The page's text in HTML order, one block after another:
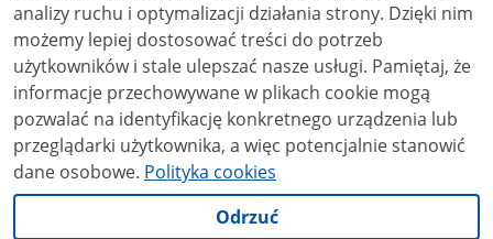
analizy ruchu i optymalizacji działania strony. Dzięki nim
możemy lepiej dostosować treści do potrzeb
użytkowników i stale ulepszać nasze usługi. Pamiętaj, że
informacje przechowywane w plikach cookie mogą
pozwalać na identyfikację konkretnego urządzenia lub
przeglądarki użytkownika, a więc potencjalnie stanowić
dane osobowe. Polityka cookies
Odrzuć